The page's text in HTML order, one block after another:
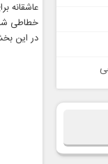
عاشقانه
خطاطی
در این